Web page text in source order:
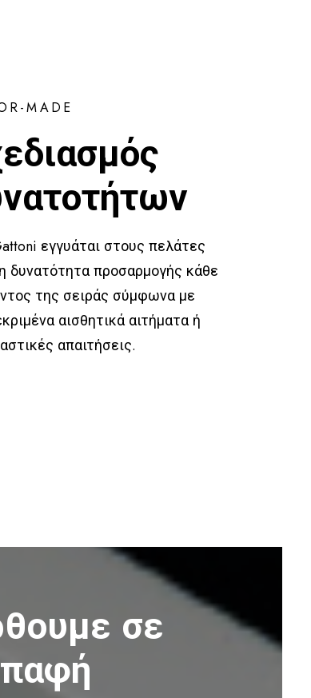
MADE
εγγυάται στους πελάτες
δυνατότητα προσαρμογής κάθε
της σειράς σύμφωνα με
αισθητικά αιτήματα ή
απαιτήσεις.
σε